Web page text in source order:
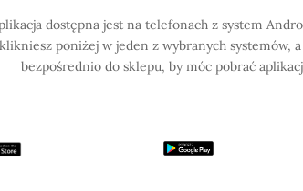
dostępna jest na telefonach z system
poniżej w jeden z wybranych systemów,
bezpośrednio do sklepu, by móc pobrać